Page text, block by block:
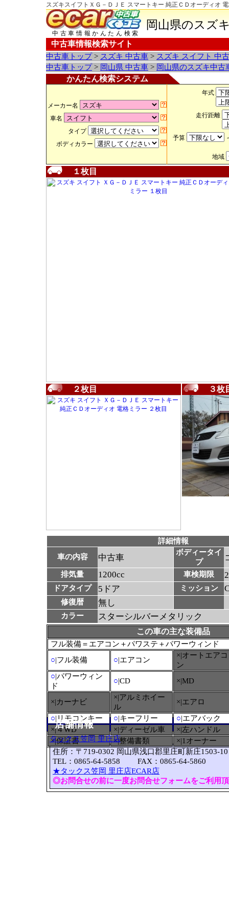
スズキスイフトＸＧ－ＤＪＥ スマートキー 純正ＣＤオーディオ
中古車情報かんたん検索
岡山県のスズ
中古車情報検索サイト
中古車トップ> スズキ 中古車 > スズキ スイフト 中
中古車トップ> 岡山県 中古車 > 岡山県のスズキ中古
かんたん検索システム
メーカー名
車名
タイプ
ボディカラー
年式
走行距離
予算
地域
１枚目
２枚目 ３枚
詳細情報
車の内容
中古車
ボディータイ
プ
排気量 1200cc 車検期限
ドアタイプ 5ドア ミッション
修復暦 無し
カラー スターシルバーメタリック
この車の主な装備品
フル装備＝エアコン＋パワステ＋パワーウィンド
○|フル装備 ○|エアコン
×|オートエアコ
ン
○|パワーウィン
ド
○|CD ×|MD
×|カーナビ
×|アルミホイー
ル
×|エアロ
○|リモコンキー ○|キーフリー ○|エアバック
×|４WD
×|ディーゼル車
×|左ハンドル
×|保証書
×|整備書類 ×|1オーナー
店舗情報
タックス笠岡 里庄店
住所：〒719-0302 岡山県浅口郡里庄町新庄1503-10
TEL：0865-64-5858 FAX：0865-64-5860
★タックス笠岡 里庄店ECAR店
◎お問合せの前に一度お問合せフォームをご利用